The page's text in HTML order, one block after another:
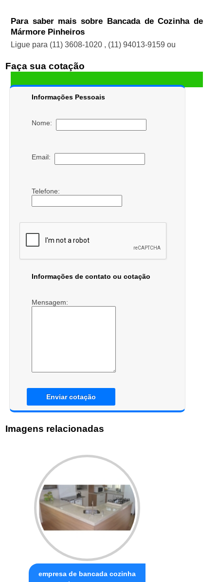
Para saber mais sobre Bancada de Cozinha de
Mármore Pinheiros
Ligue para (11) 3608-1020 , (11) 94013-9159 ou
Faça sua cotação
Informações Pessoais
Nome:
Email:
Telefone:
Informações de contato ou cotação
Mensagem:
Enviar cotação
Imagens relacionadas
empresa de bancada cozinha